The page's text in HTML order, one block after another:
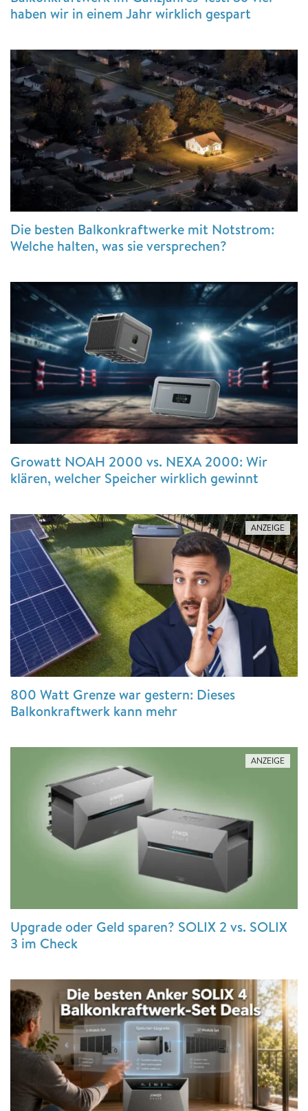
haben wir in einem Jahr wirklich gespart
Die besten Balkonkraftwerke mit Notstrom:
Welche halten, was sie versprechen?
Growatt NOAH 2000 vs. NEXA 2000: Wir
klären, welcher Speicher wirklich gewinnt
ANZEIGE
800 Watt Grenze war gestern: Dieses
Balkonkraftwerk kann mehr
ANZEIGE
Upgrade oder Geld sparen? SOLIX 2 vs. SOLIX
3 im Check